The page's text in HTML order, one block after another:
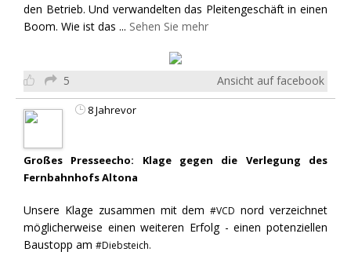
den Betrieb. Und verwandelten das Pleitengeschäft in einen
Boom. Wie ist das ... Sehen Sie mehr
5 Ansicht auf facebook
8 Jahrevor
Großes Presseecho: Klage gegen die Verlegung des
Fernbahnhofs Altona
Unsere Klage zusammen mit dem#VCD nord verzeichnet
möglicherweise einen weiteren Erfolg - einen potenziellen
Baustopp am #Diebsteich.